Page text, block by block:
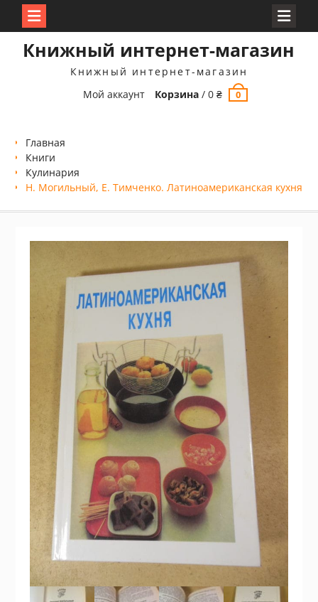
Книжный интернет-магазин
Книжный интернет-магазин
Мой аккаунт
Корзина /0₴ 0
Главная
Книги
Кулинария
Н. Могильный, Е. Тимченко. Латиноамериканская кухня